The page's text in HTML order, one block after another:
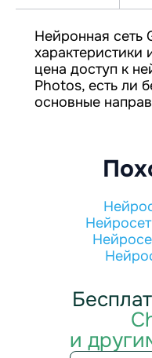
Нейронная сеть
характеристики
цена доступ к
Photos, есть ли
основные
и